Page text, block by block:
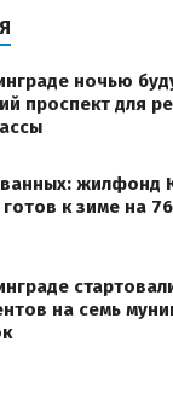
ночью
проспект для
жилфонд
к зиме на
на семь